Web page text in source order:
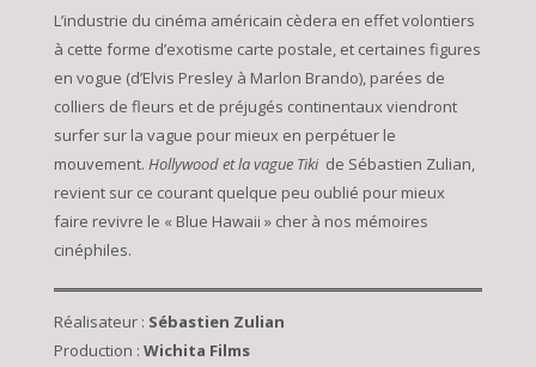
L’industrie du cinéma américain cèdera en effet volontiers
à cette forme d’exotisme carte postale, et certaines figures
en vogue (d’Elvis Presley à Marlon Brando), parées de
colliers de fleurs et de préjugés continentaux viendront
surfer sur la vague pour mieux en perpétuer le
mouvement. Hollywood et la vague Tiki de Sébastien Zulian,
revient sur ce courant quelque peu oublié pour mieux
faire revivre le « Blue Hawaii » cher à nos mémoires
cinéphiles.
Réalisateur : Sébastien Zulian
Production : Wichita Films